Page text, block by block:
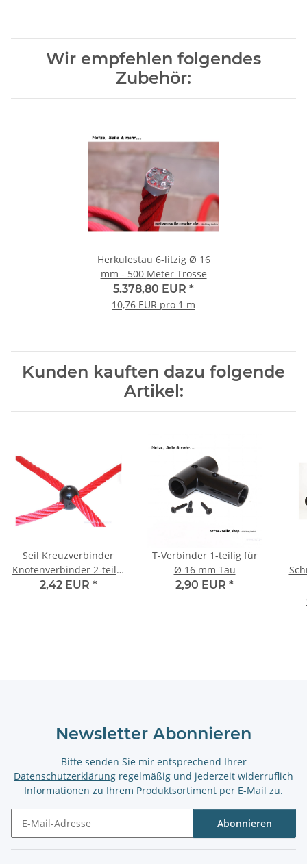
Wir empfehlen folgendes
Zubehör:
Herkulestau 6-litzig Ø 16
mm - 500 Meter Trosse
5.378,80 EUR *
10,76 EUR pro 1 m
Kunden kauften dazu folgende
Artikel:
Seil Kreuzverbinder
Knotenverbinder 2-teilig
für Ø 16 mm Tau
2,42 EUR *
T-Verbinder 1-teilig für
Ø 16 mm Tau
2,90 EUR *
Newsletter Abonnieren
Bitte senden Sie mir entsprechend Ihrer
Datenschutzerklärung regelmäßig und jederzeit widerruflich
Informationen zu Ihrem Produktsortiment per E-Mail zu.
Abonnieren